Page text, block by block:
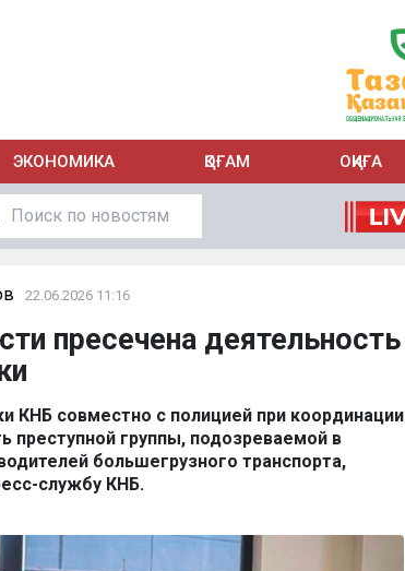
ЭКОНОМИКА ҚОҒАМ ОҚИҒА
22.06.2026 11:16
пресечена деятельность
КНБ совместно с полицией при координации
преступной группы, подозреваемой в
большегрузного транспорта,
службу КНБ.